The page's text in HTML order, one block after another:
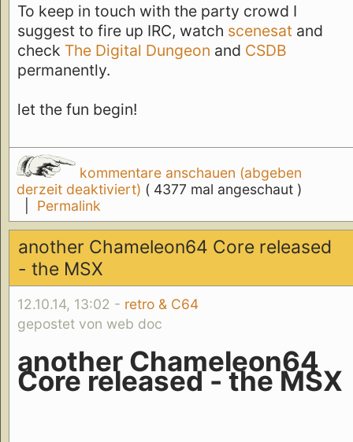
To keep in touch with the party crowd I
suggest to fire up IRC, watch scenesat and
check The Digital Dungeon and CSDB
permanently.
let the fun begin!
kommentare anschauen (abgeben
derzeit deaktiviert) ( 4377 mal angeschaut )
Permalink
another Chameleon64 Core released
- the MSX
12.10.14, 13:02 - retro & C64
gepostet von web doc
another Chameleon64
Core released - the MSX